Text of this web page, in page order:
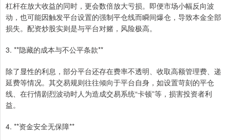
杠杆在放大收益的同时，更会数倍放大亏损。即便市场小幅反向波
动，也可能因触发平台设置的强制平仓线而瞬间爆仓，导致本金全部
损失。配资炒股实则是与平台对赌，风险极高。
3. **隐藏的成本与不公平条款**
除了显性的利息，部分平台还存在费率不透明、收取高额管理费、递
延费等情况。其交易规则往往倾向于平台自身，如设置苛刻的平仓
线、在行情剧烈波动时人为造成交易系统“卡顿”等，损害投资者利
益。
4. **资金安全无保障**